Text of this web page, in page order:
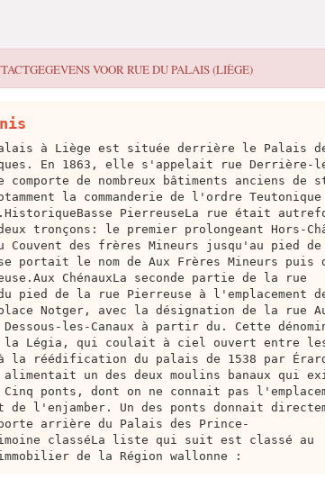
VOORRUE DU PALAIS (LIÈGE)
à Liège est située derrière le Palais
En 1863, elle s'appelait rue Derrière-
de nombreux bâtiments anciens de
la commanderie de l'ordre Teutonique
PierreuseLa rue était
tronçons: le premier prolongeant Hors-
Couvent des frères Mineurs jusqu'au pied
portait le nom de Aux Frères Mineurs puis
ChénauxLa seconde partie de la rue
pied de la rue Pierreuse à l'emplacement
Notger, avec la désignation de la rue
Dessous-les-Canaux à partir du. Cette
Légia, qui coulait à ciel ouvert entre les
la réédification du palais de 1538 par
alimentait un des deux moulins banaux qui
ponts, dont on ne connait pas
de l'enjamber. Un des ponts donnait
arrière du Palais des Prince-
classéLa liste qui suit est classé au
de la Région wallonne :